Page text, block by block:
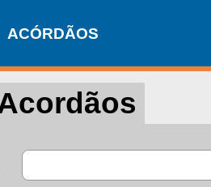
ACÓRDÃOS